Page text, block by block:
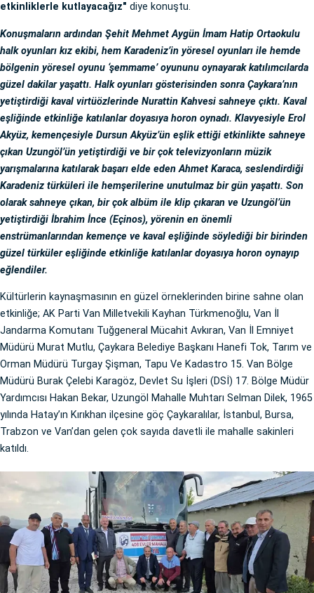
etkinliklerle kutlayacağız" diye konuştu.
Konuşmaların ardından Şehit Mehmet Aygün İmam Hatip Ortaokulu
halk oyunları kız ekibi, hem Karadeniz’in yöresel oyunları ile hemde
bölgenin yöresel oyunu ‘şemmame’ oyununu oynayarak katılımcılarda
güzel dakilar yaşattı. Halk oyunları gösterisinden sonra Çaykara’nın
yetiştirdiği kaval virtüözlerinde Nurattin Kahvesi sahneye çıktı. Kaval
eşliğinde etkinliğe katılanlar doyasıya horon oynadı. Klavyesiyle Erol
Akyüz, kemençesiyle Dursun Akyüz’ün eşlik ettiği etkinlikte sahneye
çıkan Uzungöl’ün yetiştirdiği ve bir çok televizyonların müzik
yarışmalarına katılarak başarı elde eden Ahmet Karaca, seslendirdiği
Karadeniz türküleri ile hemşerilerine unutulmaz bir gün yaşattı. Son
olarak sahneye çıkan, bir çok albüm ile klip çıkaran ve Uzungöl’ün
yetiştirdiği İbrahim İnce (Eçinos), yörenin en önemli
enstrümanlarından kemençe ve kaval eşliğinde söylediği bir birinden
güzel türküler eşliğinde etkinliğe katılanlar doyasıya horon oynayıp
eğlendiler.
Kültürlerin kaynaşmasının en güzel örneklerinden birine sahne olan
etkinliğe; AK Parti Van Milletvekili Kayhan Türkmenoğlu, Van İl
Jandarma Komutanı Tuğgeneral Mücahit Avkıran, Van İl Emniyet
Müdürü Murat Mutlu, Çaykara Belediye Başkanı Hanefi Tok, Tarım ve
Orman Müdürü Turgay Şişman, Tapu Ve Kadastro 15. Van Bölge
Müdürü Burak Çelebi Karagöz, Devlet Su İşleri (DSİ) 17. Bölge Müdür
Yardımcısı Hakan Bekar, Uzungöl Mahalle Muhtarı Selman Dilek, 1965
yılında Hatay’ın Kırıkhan ilçesine göç Çaykaralılar, İstanbul, Bursa,
Trabzon ve Van’dan gelen çok sayıda davetli ile mahalle sakinleri
katıldı.